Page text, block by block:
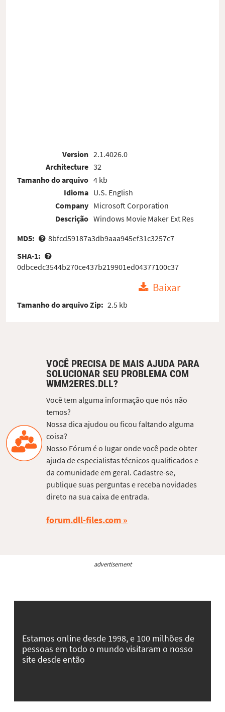
Version
Architecture
Tamanho do arquivo
Idioma
Company
Descrição
2.1.4026.0
32
4 kb
U.S. English
Microsoft Corporation
Windows Movie Maker Ext Res
MD5:
8bfcd59187a3db9aaa945ef31c3257c7
SHA-1:
0dbcedc3544b270ce437b219901ed04377100c37
Baixar
Tamanho do arquivo Zip: 2.5 kb
VOCÊ PRECISA DE MAIS AJUDA PARA
SOLUCIONAR SEU PROBLEMA COM
WMM2ERES.DLL?
Você tem alguma informação que nós não
temos?
Nossa dica ajudou ou ficou faltando alguma
coisa?
Nosso Fórum é o lugar onde você pode obter
ajuda de especialistas técnicos qualificados e
da comunidade em geral. Cadastre-se,
publique suas perguntas e receba novidades
direto na sua caixa de entrada.
forum.dll-files.com
advertisement
Estamos online desde 1998, e 100 milhões de
pessoas em todo o mundo visitaram o nosso
site desde então